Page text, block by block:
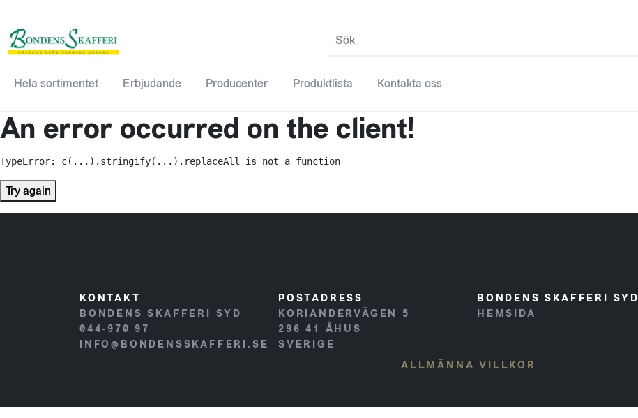
Sök
Hela sortimentet Erbjudande Producenter Produktlista Kontakta oss
An error occurred on the client!
TypeError: c(...).stringify(...).replaceAll is not a function
Try again
KONTAKT
BONDENS SKAFFERI SYD
044-970 97
INFO@BONDENSSKAFFERI.SE
POSTADRESS
KORIANDERVÄGEN 5
296 41 ÅHUS
SVERIGE
BONDENS SKAFFERI SYD
HEMSIDA
ALLMÄNNA VILLKOR